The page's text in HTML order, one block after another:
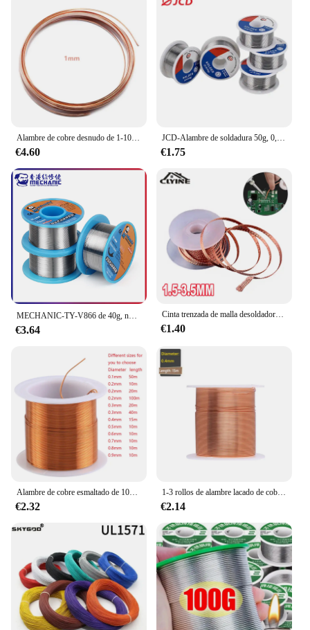
Alambre de cobre desnudo de 1-10M, alambre de cobre puro T2, bobina de cobre conductora, diámetro de línea desnuda 0,1/0,15/0,2/0,3/0,4/0,5-5mm
€4.60
JCD-Alambre de soldadura 50g, 0,6/0,8/1,0/1,2/1,5 MM, 60/40 FLUX, 2,0% 45 pies, alambre de estaño, núcleo de colofonia derretida, rollo de alambre de soldadura
€1.75
MECHANIC-TY-V866 de 40g, núcleo de colofonia suave 183 ℃, punto de fusión 0,2-0,8mm, alambre de soldadura ambiental de alta pureza, Cable de hierro fundente
€3.64
Cinta trenzada de malla desoldadora, punto de soldadura de cobre, removedor de alambre, mecha de soldadura, cable de plomo de estaño, fundente para soldar, 1,5-3,5mm
€1.40
Alambre de cobre esmaltado de 10m/15m/20m/40m/50m, alambre esmaltado, bobina electromagnética, alambre de bobinado, fabricación de alambre de cobre electroimán
€2.32
1-3 rollos de alambre lacado de cobre, Cable de 0,06mm-1,2mm, Cable magnético, alambre de bobinado de cobre esmaltado, bobina de alambre de cobre
€2.14